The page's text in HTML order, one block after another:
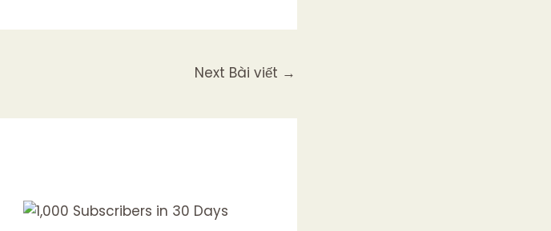
Next Bài viết →